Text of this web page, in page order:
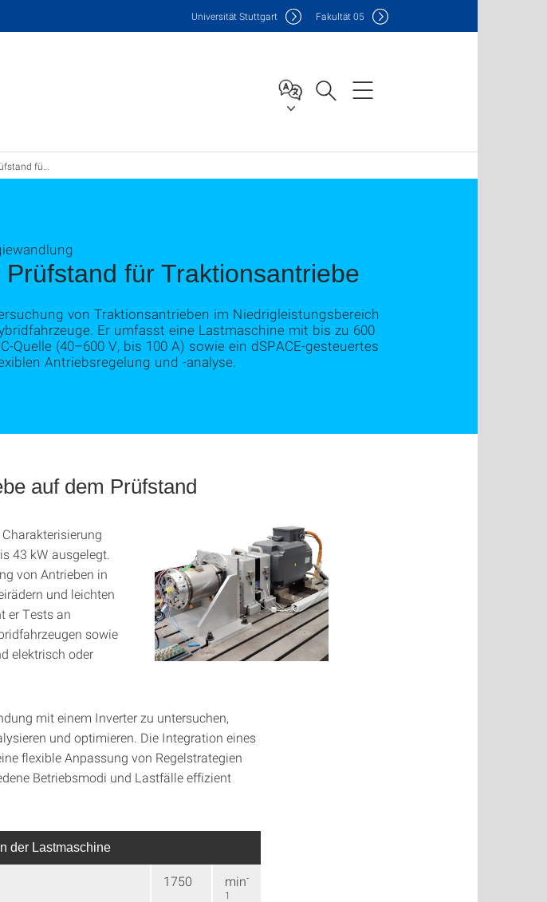
Universität Stuttgart Fakultät05
Traktionsantriebe
für Traktionsantriebe
von Traktionsantrieben im Niedrigleistungsbereich
Er umfasst eine Lastmaschine mit bis zu 600
Quelle (40–600 V, bis 100 A) sowie ein dSPACE-gesteuertes
Antriebsregelung und -analyse.
auf dem Prüfstand
43 kW ausgelegt.
von Antrieben in
und leichten
er Tests an
sowie
elektrisch oder
mit einem Inverter zu untersuchen,
und optimieren. Die Integration eines
flexible Anpassung von Regelstrategien
Betriebsmodi und Lastfälle effizient
der Lastmaschine
1750 min-
1